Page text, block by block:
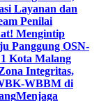
Layanan dan
Penilai
Mengintip
Panggung OSN-
Kota Malang
Integritas,
WBBM di
Menjaga